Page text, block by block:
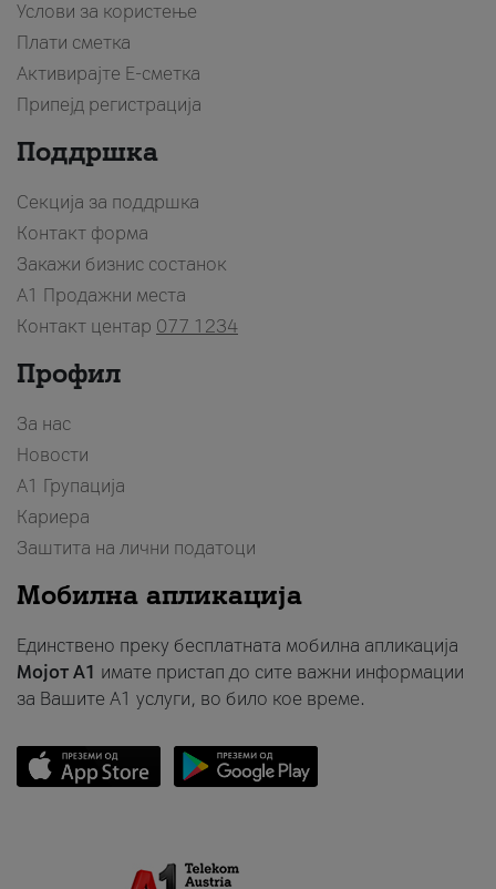
Услови за користење
Плати сметка
Активирајте Е-сметка
Припејд регистрација
Поддршка
Секција за поддршка
Контакт форма
Закажи бизнис состанок
A1 Продажни места
Контакт центар 077 1234
Профил
За нас
Новости
А1 Групација
Кариера
Заштита на лични податоци
Мобилна апликација
Единствено преку бесплатната мобилна апликација
Мојот A1 имате пристап до сите важни информации
за Вашите A1 услуги, во било кое време.